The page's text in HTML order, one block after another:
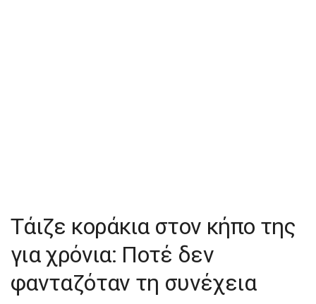
Τάιζε κοράκια στον κήπο της
για χρόνια: Ποτέ δεν
φανταζόταν τη συνέχεια